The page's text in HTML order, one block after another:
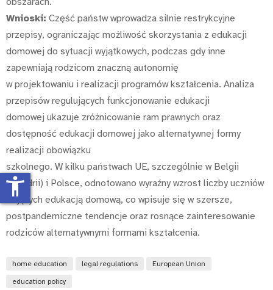
Wnioski: Część państw wprowadza silnie restrykcyjne
przepisy, ograniczając możliwość skorzystania z edukacji
domowej do sytuacji wyjątkowych, podczas gdy inne
zapewniają rodzicom znaczną autonomię
w projektowaniu i realizacji programów kształcenia. Analiza
przepisów regulujących funkcjonowanie edukacji
domowej ukazuje zróżnicowanie ram prawnych oraz
dostępność edukacji domowej jako alternatywnej formy
realizacji obowiązku
szkolnego. W kilku państwach UE, szczególnie w Belgii
(Flandrii) i Polsce, odnotowano wyraźny wzrost liczby uczniów
objętych edukacją domową, co wpisuje się w szersze,
postpandemiczne tendencje oraz rosnące zainteresowanie
rodziców alternatywnymi formami kształcenia.
home education legal regulations European Union
education policy
accessibility_new